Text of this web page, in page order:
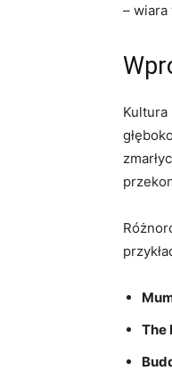
–
Kultura
The